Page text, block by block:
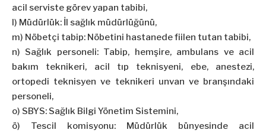
acil serviste görev yapan tabibi,
l) Müdürlük: İl sağlık müdürlüğünü,
m) Nöbetçi tabip: Nöbetini hastanede fiilen tutan tabibi,
n) Sağlık personeli: Tabip, hemşire, ambulans ve acil
bakım teknikeri, acil tıp teknisyeni, ebe, anestezi,
ortopedi teknisyen ve teknikeri unvan ve branşındaki
personeli,
o) SBYS: Sağlık Bilgi Yönetim Sistemini,
ö) Tescil komisyonu: Müdürlük bünyesinde acil